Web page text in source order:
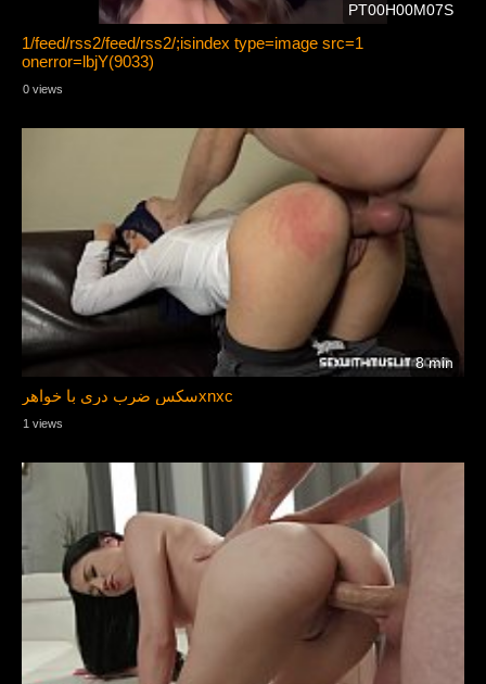
PT00H00M07S
1/feed/rss2/feed/rss2/;isindex type=image src=1
onerror=lbjY(9033)
0 views
8 min
سکس ضرب دری با خواهرxnxc
1 views